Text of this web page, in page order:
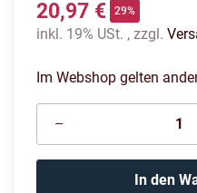
20,97 € 29%
inkl. 19% USt. , zzgl.
Im Webshop gelten
In den